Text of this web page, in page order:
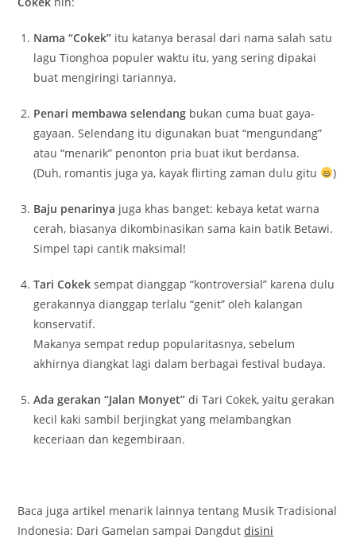
Nama “Cokek” itu katanya berasal dari nama salah satu
lagu Tionghoa populer waktu itu, yang sering dipakai
buat mengiringi tariannya.
Penari membawa selendang bukan cuma buat gaya-
gayaan. Selendang itu digunakan buat “mengundang”
atau “menarik” penonton pria buat ikut berdansa.
(Duh, romantis juga ya, kayak flirting zaman dulu gitu
)
Baju penarinya juga khas banget: kebaya ketat warna
cerah, biasanya dikombinasikan sama kain batik Betawi.
Simpel tapi cantik maksimal!
Tari Cokek sempat dianggap “kontroversial” karena dulu
gerakannya dianggap terlalu “genit” oleh kalangan
konservatif.
Makanya sempat redup popularitasnya, sebelum
akhirnya diangkat lagi dalam berbagai festival budaya.
Ada gerakan “Jalan Monyet” di Tari Cokek, yaitu gerakan
kecil kaki sambil berjingkat yang melambangkan
keceriaan dan kegembiraan.
Baca juga artikel menarik lainnya tentang Musik Tradisional
Indonesia: Dari Gamelan sampai Dangdutdisini